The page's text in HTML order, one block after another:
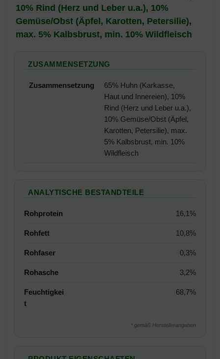
10% Rind (Herz und Leber u.a.), 10%
Gemüse/Obst (Äpfel, Karotten, Petersilie),
max. 5% Kalbsbrust, min. 10% Wildfleisch
ZUSAMMENSETZUNG
Zusammensetzung
65% Huhn (Karkasse,
Haut und Innereien), 10%
Rind (Herz und Leber u.a.),
10% Gemüse/Obst (Äpfel,
Karotten, Petersilie), max.
5% Kalbsbrust, min. 10%
Wildfleisch
ANALYTISCHE BESTANDTEILE
Rohprotein 16,1%
Rohfett 10,8%
Rohfaser 0,3%
Rohasche 3,2%
Feuchtigkei
t
68,7%
* gemäß Herstellerangaben